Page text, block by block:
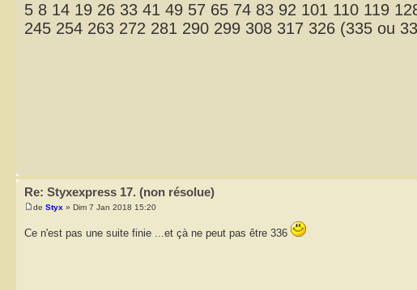
5 8 14 19 26 33 41 49 57 65 74 83 92 101 110 119
245 254 263 272 281 290 299 308 317 326 (335 ou
Re: Styxexpress 17. (non résolue)
de Styx » Dim 7 Jan 2018 15:20
Ce n'est pas une suite finie ...et çà ne peut pas être 336